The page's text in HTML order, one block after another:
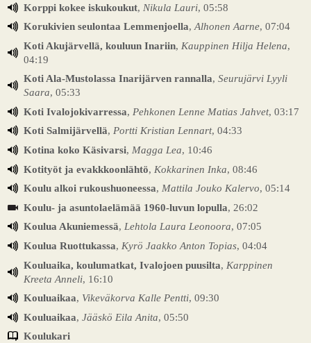
Korppi kokee iskukoukut, Nikula Lauri, 05:58
Korukivien seulontaa Lemmenjoella, Alhonen Aarne, 07:04
Koti Akujärvellä, kouluun Inariin, Kauppinen Hilja Helena,
04:19
Koti Ala-Mustolassa Inarijärven rannalla, Seurujärvi Lyyli
Saara, 05:33
Koti Ivalojokivarressa, Pehkonen Lenne Matias Jahvet, 03:17
Koti Salmijärvellä, Portti Kristian Lennart, 04:33
Kotina koko Käsivarsi, Magga Lea, 10:46
Kotityöt ja evakkkoonlähtö, Kokkarinen Inka, 08:46
Koulu alkoi rukoushuoneessa, Mattila Jouko Kalervo, 05:14
Koulu- ja asuntolaelämää 1960-luvun lopulla, 26:02
Koulua Akuniemessä, Lehtola Laura Leonoora, 07:05
Koulua Ruottukassa, Kyrö Jaakko Anton Topias, 04:04
Kouluaika, koulumatkat, Ivalojoen puusilta, Karppinen
Kreeta Anneli, 16:10
Kouluaikaa, Vikeväkorva Kalle Pentti, 09:30
Kouluaikaa, Jääskö Eila Anita, 05:50
Koulukari